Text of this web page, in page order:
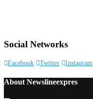
Social Networks
Facebook Twitter Instagram
About Newslineexpres